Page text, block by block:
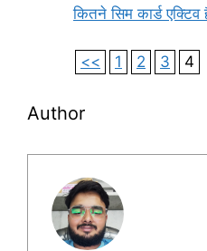
कितने सिम कार्ड
<< 1 2 3 4
Author